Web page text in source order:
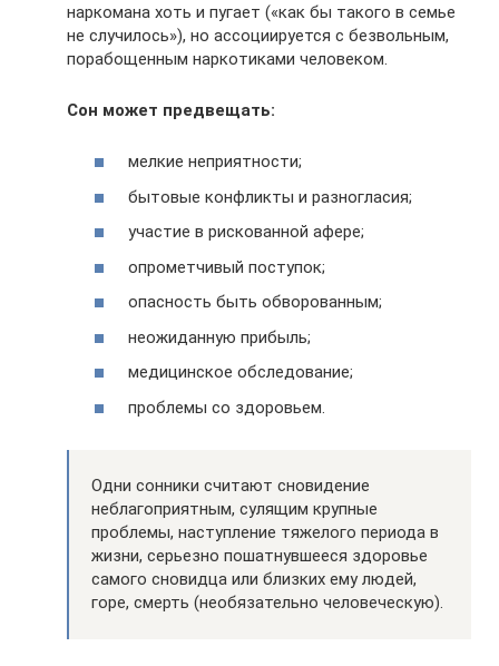
наркомана хоть и пугает («как бы такого в семье
не случилось»), но ассоциируется с безвольным,
порабощенным наркотиками человеком.
Сон может предвещать:
мелкие неприятности;
бытовые конфликты и разногласия;
участие в рискованной афере;
опрометчивый поступок;
опасность быть обворованным;
неожиданную прибыль;
медицинское обследование;
проблемы со здоровьем.
Одни сонники считают сновидение
неблагоприятным, сулящим крупные
проблемы, наступление тяжелого периода в
жизни, серьезно пошатнувшееся здоровье
самого сновидца или близких ему людей,
горе, смерть (необязательно человеческую).